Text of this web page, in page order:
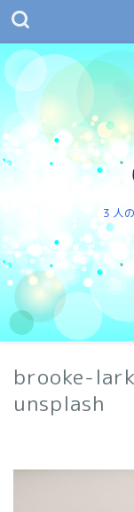
３人
brooke-
unsplash